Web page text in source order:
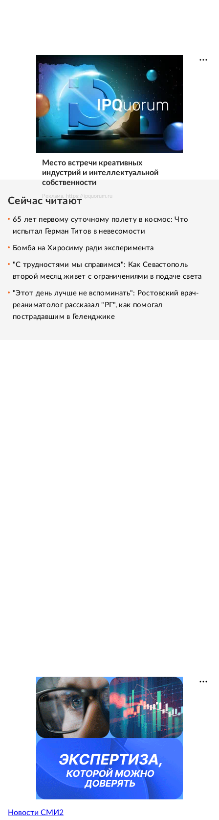
Место встречи креативных
индустрий и интеллектуальной
собственности
Реклама. https://ipquorum.ru
Сейчас читают
65 лет первому суточному полету в космос: Что
испытал Герман Титов в невесомости
Бомба на Хиросиму ради эксперимента
"С трудностями мы справимся": Как Севастополь
второй месяц живет с ограничениями в подаче света
"Этот день лучше не вспоминать": Ростовский врач-
реаниматолог рассказал "РГ", как помогал
пострадавшим в Геленджике
Новости СМИ2